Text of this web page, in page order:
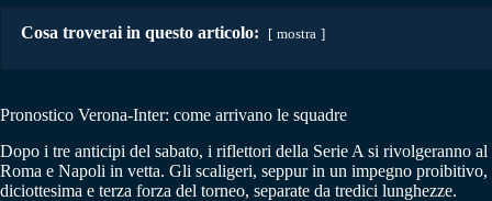
Cosa troverai in questo articolo: mostra
Pronostico Verona-Inter: come arrivano le squadre
Dopo i tre anticipi del sabato, i riflettori della Serie A si rivolgeranno
Roma e Napoli in vetta. Gli scaligeri, seppur in un impegno
diciottesima e terza forza del torneo, separate da tredici lunghezze.